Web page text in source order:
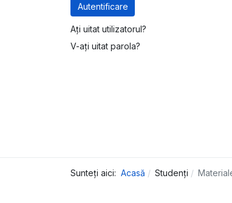
Autentificare
Ați uitat utilizatorul?
V-ați uitat parola?
Sunteți aici: Acasă Studenți